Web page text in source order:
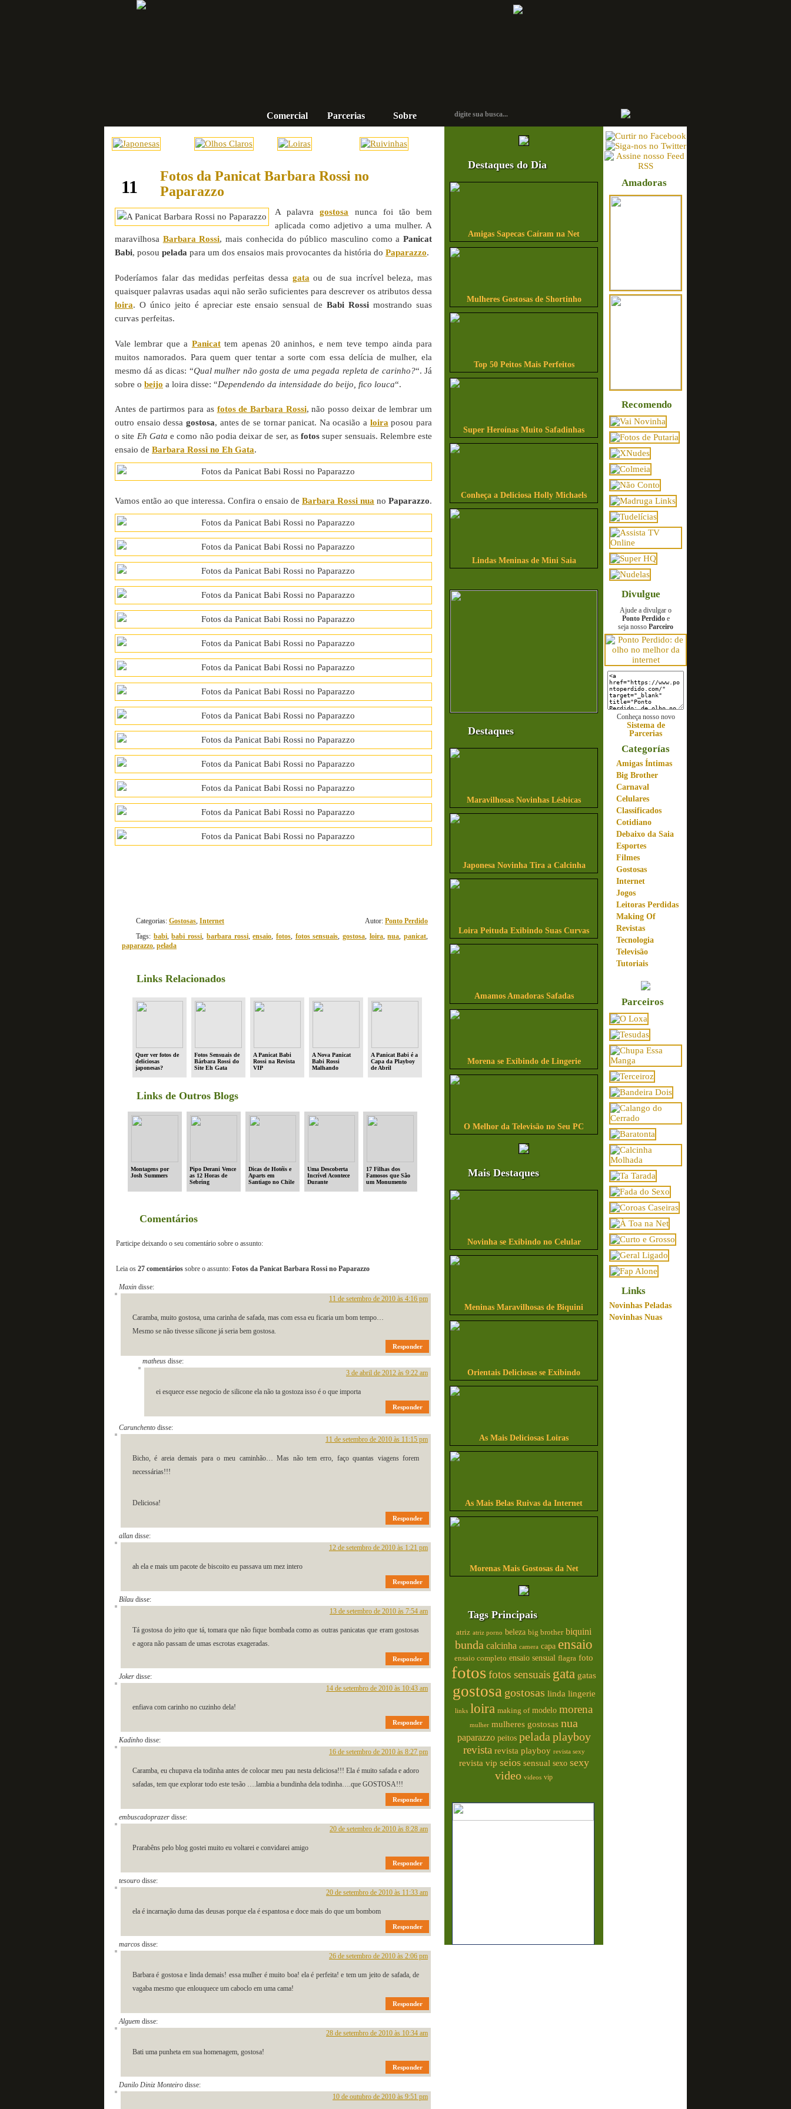
Sobre
Parcerias
Comercial
11
Fotos da Panicat Barbara Rossi no
Paparazzo
A palavragostosa nunca foi tão bem
aplicada como adjetivo a uma mulher. A
maravilhosa Barbara Rossi, mais conhecida do público masculino como aPanicat
Babi, posou pelada para um dos ensaios mais provocantes da história do Paparazzo.
Poderíamos falar das medidas perfeitas dessa gata ou de sua incrível beleza, mas
quaisquer palavras usadas aqui não serão suficientes para descrever os atributos dessa
loira. O único jeito é apreciar este ensaio sensual de Babi Rossi mostrando suas
curvas perfeitas.
Vale lembrar que a Panicattem apenas 20 aninhos, e nem teve tempo ainda para
muitos namorados. Para quem quer tentar a sorte com essa delícia de mulher, ela
mesmo dá as dicas: “Qual mulher não gosta de uma pegada repleta de carinho?“. Já
sobre o beijo a loira disse: “Dependendo da intensidade do beijo, fico louca“.
Antes de partirmos para as fotos de Barbara Rossi, não posso deixar de lembrar um
outro ensaio dessa gostosa, antes de se tornar panicat. Na ocasião a loira posou para
o site Eh Gata e como não podia deixar de ser, as fotos super sensuais. Relembre este
ensaio de Barbara Rossi no Eh Gata.
Vamos então ao que interessa. Confira o ensaio de Barbara Rossi nua no Paparazzo.
Categorias: Gostosas, Internet Autor: Ponto Perdido
Tags: babi,babi rossi, barbara rossi,ensaio, fotos, fotos sensuais,gostosa, loira,nua,panicat,
paparazzo, pelada
Links Relacionados
Quer ver fotos de
deliciosas
japonesas?
Fotos Sensuais de
Bárbara Rossi do
Site Eh Gata
A Panicat Babi
Rossi na Revista
VIP
A Nova Panicat
Babi Rossi
Malhando
A Panicat Babi é a
Capa da Playboy
de Abril
Links de Outros Blogs
Montagens por
Josh Summers
Pipo Derani Vence
as 12 Horas de
Sebring
Dicas de Hotéis e
Aparts em
Santiago no Chile
Uma Descoberta
Incrível Acontece
Durante
17 Filhas dos
Famosos que São
um Monumento
Comentários
Participe deixando o seu comentário sobre o assunto:
Leia os 27 comentários sobre o assunto: Fotos da Panicat Barbara Rossi no Paparazzo
Maxin disse:
11 de setembro de 2010 às 4:16 pm
Caramba, muito gostosa, uma carinha de safada, mas com essa eu ficaria um bom tempo…
Mesmo se não tivesse silicone já seria bem gostosa.
Responder
matheus disse:
3 de abril de 2012 às 9:22 am
ei esquece esse negocio de silicone ela não ta gostoza isso é o que importa
Responder
Carunchento disse:
11 de setembro de 2010 às 11:15 pm
Bicho, é areia demais para o meu caminhão… Mas não tem erro, faço quantas viagens forem
necessárias!!!
Deliciosa!
Responder
allan disse:
12 de setembro de 2010 às 1:21 pm
ah ela e mais um pacote de biscoito eu passava um mez intero
Responder
Bilau disse:
13 de setembro de 2010 às 7:54 am
Tá gostosa do jeito que tá, tomara que não fique bombada como as outras panicatas que eram gostosas
e agora não passam de umas escrotas exageradas.
Responder
Joker disse:
14 de setembro de 2010 às 10:43 am
enfiava com carinho no cuzinho dela!
Responder
Kadinho disse:
16 de setembro de 2010 às 8:27 pm
Caramba, eu chupava ela todinha antes de colocar meu pau nesta deliciosa!!! Ela é muito safada e adoro
safadas, tem que explorar todo este tesão ….lambia a bundinha dela todinha….que GOSTOSA!!!
Responder
embuscadoprazer disse:
20 de setembro de 2010 às 8:28 am
Prarabêns pelo blog gostei muito eu voltarei e convidarei amigo
Responder
tesouro disse:
20 de setembro de 2010 às 11:33 am
ela é incarnação duma das deusas porque ela é espantosa e doce mais do que um bombom
Responder
marcos disse:
26 de setembro de 2010 às 2:06 pm
Barbara é gostosa e linda demais! essa mulher é muito boa! ela é perfeita! e tem um jeito de safada, de
vagaba mesmo que enlouquece um caboclo em uma cama!
Responder
Alguem disse:
28 de setembro de 2010 às 10:34 am
Bati uma punheta em sua homenagem, gostosa!
Responder
Danilo Diniz Monteiro disse:
10 de outubro de 2010 às 9:51 pm
Destaques do Dia
Amigas Sapecas Caíram na Net
Mulheres Gostosas de Shortinho
Top 50 Peitos Mais Perfeitos
Super Heroínas Muito Safadinhas
Conheça a Deliciosa Holly Michaels
Lindas Meninas de Mini Saia
Destaques
Maravilhosas Novinhas Lésbicas
Japonesa Novinha Tira a Calcinha
Loira Peituda Exibindo Suas Curvas
Amamos Amadoras Safadas
Morena se Exibindo de Lingerie
O Melhor da Televisão no Seu PC
Mais Destaques
Novinha se Exibindo no Celular
Meninas Maravilhosas de Biquini
Orientais Deliciosas se Exibindo
As Mais Deliciosas Loiras
As Mais Belas Ruivas da Internet
Morenas Mais Gostosas da Net
Tags Principais
atriz atriz porno beleza big brother biquini
bunda calcinha camera capa ensaio
ensaio completo ensaio sensual flagra foto
fotosfotos sensuais gata gatas
gostosa gostosas linda lingerie
links loira making of modelo morena
mulher mulheres gostosas nua
paparazzo peitos pelada playboy
revista revista playboy revista sexy
revista vip seios sensual sexo sexy
video videos vip
Amadoras
Recomendo
Divulgue
Ajude a divulgar o
Ponto Perdidoe
seja nosso Parceiro
Conheça nosso novo
Sistema de
Parcerias
Categorías
Amigas Íntimas
Big Brother
Carnaval
Celulares
Classificados
Cotidiano
Debaixo da Saia
Esportes
Filmes
Gostosas
Internet
Jogos
Leitoras Perdidas
Making Of
Revistas
Tecnologia
Televisão
Tutoriais
Parceiros
Links
Novinhas Peladas
Novinhas Nuas